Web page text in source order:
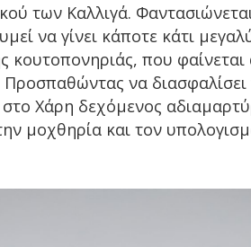
των Καλλιγά.
να γίνει κάποτε κάτι
κουτοπονηριάς, που
Προσπαθώντας να
Χάρη δεχόμενος
μοχθηρία και τον